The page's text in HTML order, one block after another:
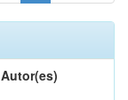
Autor(es)